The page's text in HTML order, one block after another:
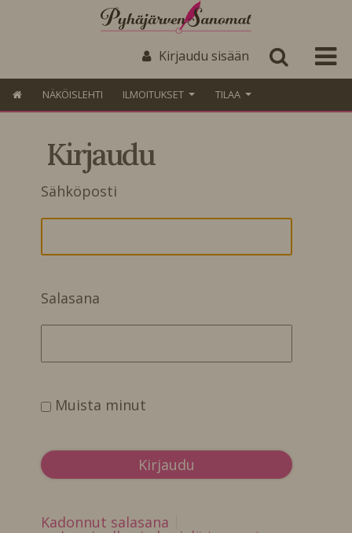
Kirjaudu sisään
NÄKÖISLEHTI ILMOITUKSET TILAA
Kirjaudu
Sähköposti
Salasana
Muista minut
Kadonnut salasana